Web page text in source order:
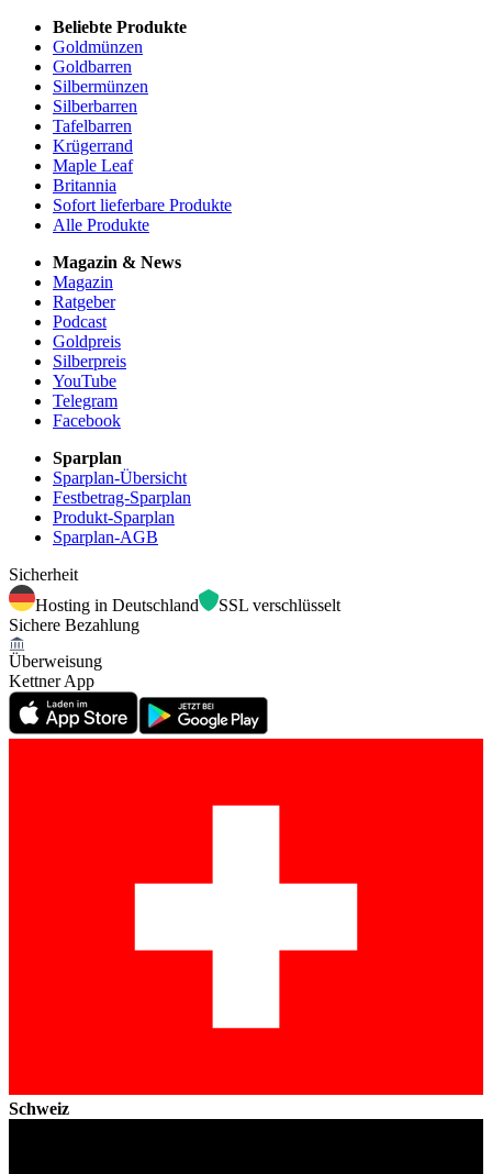
Beliebte Produkte
Goldmünzen
Goldbarren
Silbermünzen
Silberbarren
Tafelbarren
Krügerrand
Maple Leaf
Britannia
Sofort lieferbare Produkte
Alle Produkte
Magazin & News
Magazin
Ratgeber
Podcast
Goldpreis
Silberpreis
YouTube
Telegram
Facebook
Sparplan
Sparplan-Übersicht
Festbetrag-Sparplan
Produkt-Sparplan
Sparplan-AGB
Sicherheit
Hosting in Deutschland
SSL verschlüsselt
Sichere Bezahlung
Überweisung
Kettner App
Schweiz